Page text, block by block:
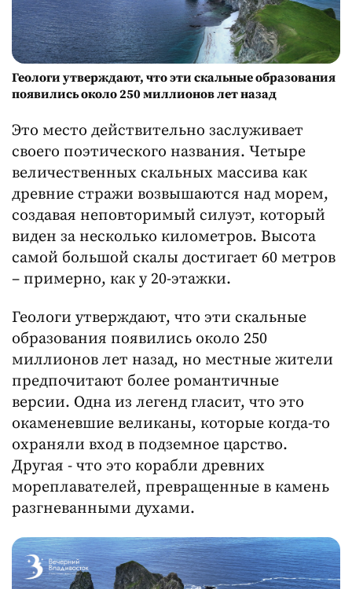
Геологи утверждают, что эти скальные образования
появились около 250 миллионов лет назад
Это место действительно заслуживает
своего поэтического названия. Четыре
величественных скальных массива как
древние стражи возвышаются над морем,
создавая неповторимый силуэт, который
виден за несколько километров. Высота
самой большой скалы достигает 60 метров
– примерно, как у 20-этажки.
Геологи утверждают, что эти скальные
образования появились около 250
миллионов лет назад, но местные жители
предпочитают более романтичные
версии. Одна из легенд гласит, что это
окаменевшие великаны, которые когда-то
охраняли вход в подземное царство.
Другая - что это корабли древних
мореплавателей, превращенные в камень
разгневанными духами.